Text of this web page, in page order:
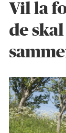
Vil la
de